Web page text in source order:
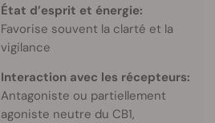
État d’esprit et énergie:
Favorise souvent la clarté et la
vigilance
Interaction avec les récepteurs:
Antagoniste ou partiellement
agoniste neutre du CB1,